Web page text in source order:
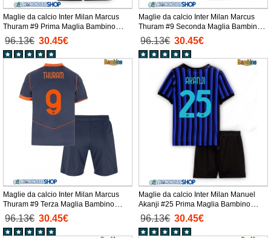
Maglie da calcio Inter Milan Marcus
Thuram #9 Prima Maglia Bambino
2025-26 Manica Corta + Pantaloni
corti)
96.13€ 30.45€
Maglie da calcio Inter Milan Marcus
Thuram #9 Seconda Maglia Bambino
2025-26 Manica Corta + Pantaloni
corti)
96.13€ 30.45€
Maglie da calcio Inter Milan Marcus
Thuram #9 Terza Maglia Bambino
2025-26 Manica Corta + Pantaloni
corti)
96.13€ 30.45€
Maglie da calcio Inter Milan Manuel
Akanji #25 Prima Maglia Bambino
2025-26 Manica Corta + Pantaloni
corti)
96.13€ 30.45€